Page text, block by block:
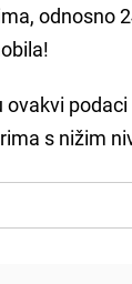
odnosno
ovakvi
s nižim